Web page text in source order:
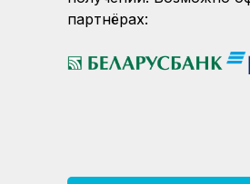
партнёрах: